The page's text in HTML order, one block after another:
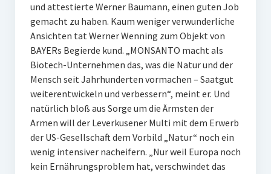
und attestierte Werner Baumann, einen guten Job
gemacht zu haben. Kaum weniger verwunderliche
Ansichten tat Werner Wenning zum Objekt von
BAYERs Begierde kund. „MONSANTO macht als
Biotech-Unternehmen das, was die Natur und der
Mensch seit Jahrhunderten vormachen – Saatgut
weiterentwickeln und verbessern“, meint er. Und
natürlich bloß aus Sorge um die Ärmsten der
Armen will der Leverkusener Multi mit dem Erwerb
der US-Gesellschaft dem Vorbild „Natur“ noch ein
wenig intensiver nacheifern. „Nur weil Europa noch
kein Ernährungsproblem hat, verschwindet das